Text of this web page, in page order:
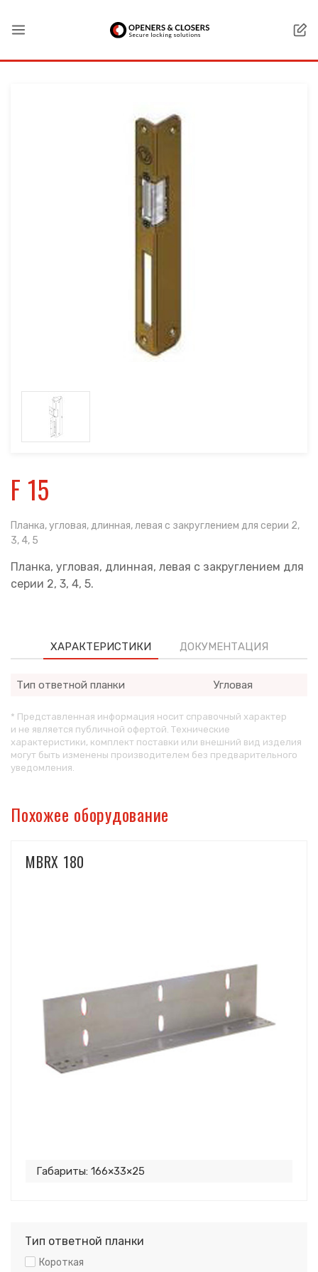
F 15
Планка, угловая, длинная, левая с закруглением для серии 2,
3, 4, 5
Планка, угловая, длинная, левая с закруглением для
серии 2, 3, 4, 5.
ХАРАКТЕРИСТИКИ ДОКУМЕНТАЦИЯ
Тип ответной планки Угловая
* Представленная информация носит справочный характер
и не является публичной офертой. Технические
характеристики, комплект поставки или внешний вид изделия
могут быть изменены производителем без предварительного
уведомления.
Похожее оборудование
MBRX 180
Габариты: 166×33×25
Тип ответной планки
Короткая